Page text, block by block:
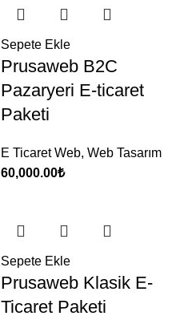
Sepete Ekle
Prusaweb B2C
Pazaryeri E-ticaret
Paketi
E Ticaret Web, Web Tasarım
60,000.00₺
Sepete Ekle
Prusaweb Klasik E-
Ticaret Paketi